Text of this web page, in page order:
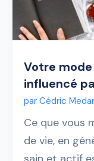
Votre
influencé
par Cédric Medar
Ce que vous
de vie, en